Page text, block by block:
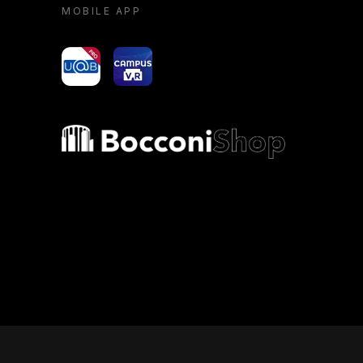
MOBILE APP
yoU@B Campus VR
Bocconi shop